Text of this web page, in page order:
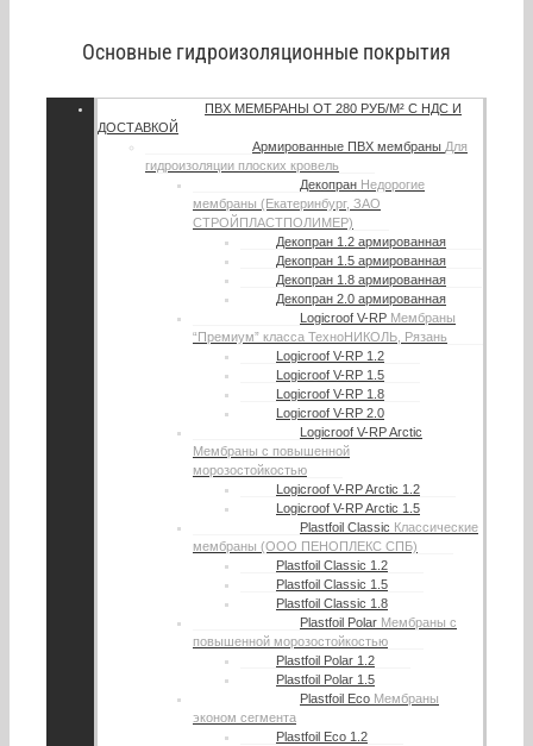
Основные гидроизоляционные покрытия
ПВХ МЕМБРАНЫ ОТ 280 РУБ/М² С НДС И
ДОСТАВКОЙ
Армированные ПВХ мембраны Для
гидроизоляции плоских кровель
Декопран Недорогие
мембраны (Екатеринбург, ЗАО
СТРОЙПЛАСТПОЛИМЕР)
Декопран 1.2 армированная
Декопран 1.5 армированная
Декопран 1.8 армированная
Декопран 2.0 армированная
Logicroof V-RP Мембраны
“Премиум” класса ТехноНИКОЛЬ, Рязань
Logicroof V-RP 1.2
Logicroof V-RP 1.5
Logicroof V-RP 1.8
Logicroof V-RP 2.0
Logicroof V-RP Arctic
Мембраны с повышенной
морозостойкостью
Logicroof V-RP Arctic 1.2
Logicroof V-RP Arctic 1.5
Plastfoil Classic Классические
мембраны (ООО ПЕНОПЛЕКС СПБ)
Plastfoil Classic 1.2
Plastfoil Classic 1.5
Plastfoil Classic 1.8
Plastfoil Polar Мембраны с
повышенной морозостойкостью
Plastfoil Polar 1.2
Plastfoil Polar 1.5
Plastfoil Eco Мембраны
эконом сегмента
Plastfoil Eco 1.2